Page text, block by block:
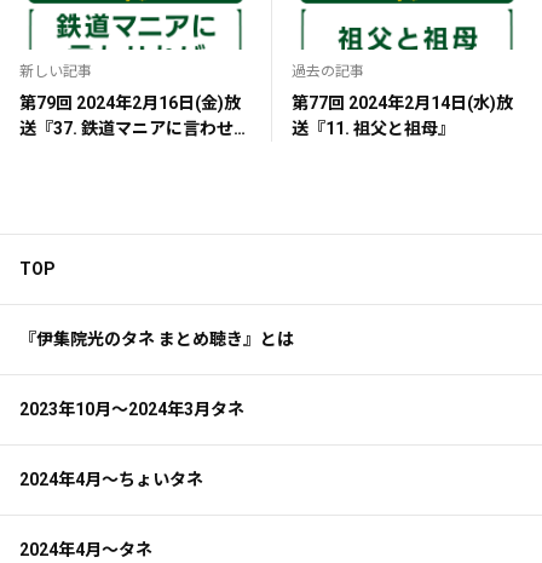
新しい記事
第79回 2024年2月16日(金)放
送『37. 鉄道マニアに言わせれ
過去の記事
第77回 2024年2月14日(水)放
送『11. 祖父と祖母』
TOP
『伊集院光のタネ まとめ聴き』とは
2023年10月～2024年3月タネ
2024年4月～ちょいタネ
2024年4月～タネ